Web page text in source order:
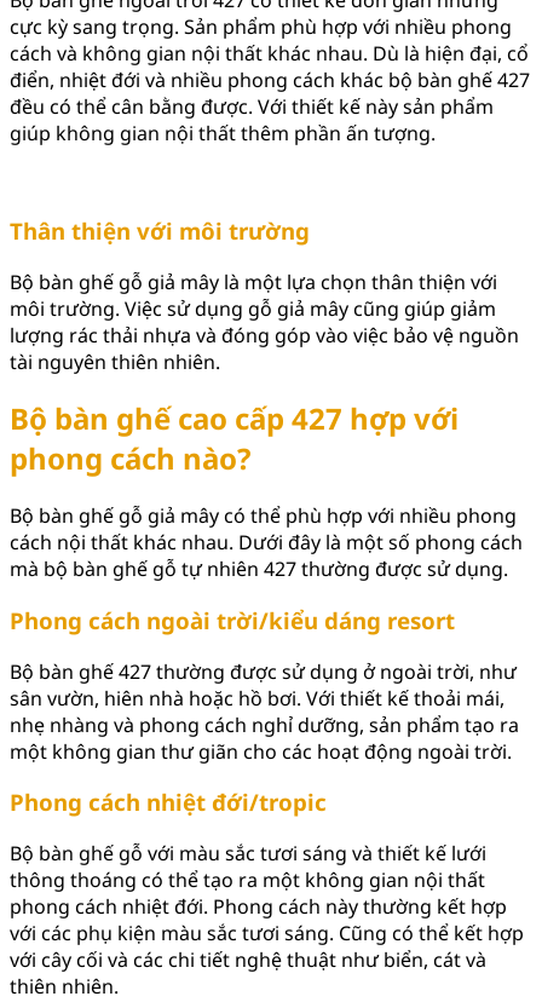
cực kỳ sang trọng. Sản phẩm phù hợp với nhiều phong
cách và không gian nội thất khác nhau. Dù là hiện đại, cổ
điển, nhiệt đới và nhiều phong cách khác bộ bàn ghế 427
đều có thể cân bằng được. Với thiết kế này sản phẩm
giúp không gian nội thất thêm phần ấn tượng.
Thân thiện với môi trường
Bộ bàn ghế gỗ giả mây là một lựa chọn thân thiện với
môi trường. Việc sử dụng gỗ giả mây cũng giúp giảm
lượng rác thải nhựa và đóng góp vào việc bảo vệ nguồn
tài nguyên thiên nhiên.
Bộ bàn ghế cao cấp 427 hợp với
phong cách nào?
Bộ bàn ghế gỗ giả mây có thể phù hợp với nhiều phong
cách nội thất khác nhau. Dưới đây là một số phong cách
mà bộ bàn ghế gỗ tự nhiên 427 thường được sử dụng.
Phong cách ngoài trời/kiểu dáng resort
Bộ bàn ghế 427 thường được sử dụng ở ngoài trời, như
sân vườn, hiên nhà hoặc hồ bơi. Với thiết kế thoải mái,
nhẹ nhàng và phong cách nghỉ dưỡng, sản phẩm tạo ra
một không gian thư giãn cho các hoạt động ngoài trời.
Phong cách nhiệt đới/tropic
Bộ bàn ghế gỗ với màu sắc tươi sáng và thiết kế lưới
thông thoáng có thể tạo ra một không gian nội thất
phong cách nhiệt đới. Phong cách này thường kết hợp
với các phụ kiện màu sắc tươi sáng. Cũng có thể kết hợp
với cây cối và các chi tiết nghệ thuật như biển, cát và
thiên nhiên.